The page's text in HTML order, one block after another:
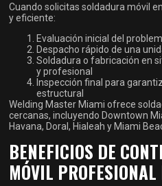
Cuando solicitas soldadura móvil
y eficiente:
Evaluación inicial del
Despacho rápido de una
Soldadura o fabricación en
y profesional
Inspección final para
estructural
Welding Master Miami ofrece
cercanas, incluyendo Downtown
Havana, Doral, Hialeah y Miami
BENEFICIOS DE
MÓVIL